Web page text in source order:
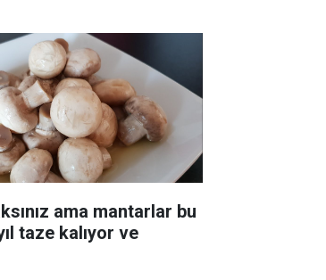
ama mantarlar bu
taze kalıyor ve